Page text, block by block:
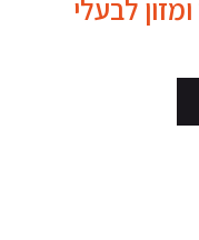
לבעלי